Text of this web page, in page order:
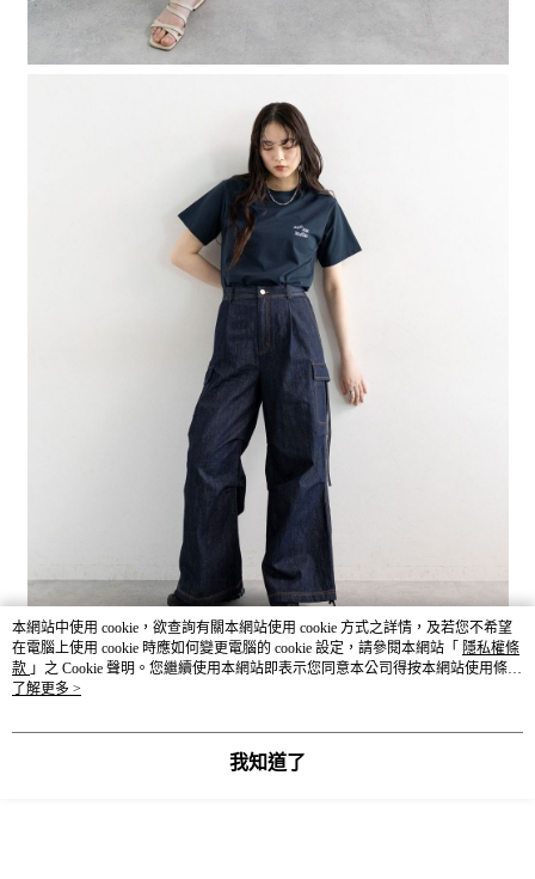
本網站中使用 cookie，欲查詢有關本網站使用 cookie 方式之詳情，及若您不希望
在電腦上使用 cookie 時應如何變更電腦的 cookie 設定，請參閱本網站「 隱私權條
款 」之 Cookie 聲明。您繼續使用本網站即表示您同意本公司得按本網站使用條款
之 Cookie 聲明使用 cookie。
了解更多 >
我知道了